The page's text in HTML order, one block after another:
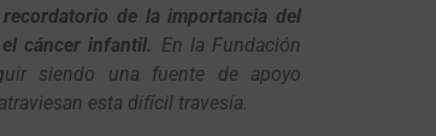
de la importancia del
cáncer infantil. En la Fundación
siendo una fuente de apoyo
esta difícil travesía.